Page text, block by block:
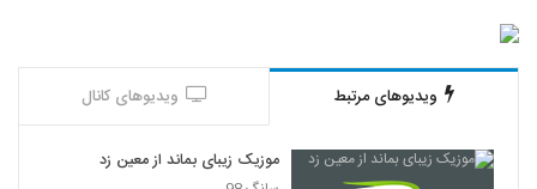
5993
فرزاد ارجمندی آهنگ خواب ویدیوهای مرتبط ویدیوهای کانال
موزیک زیبای بماند از معین زد